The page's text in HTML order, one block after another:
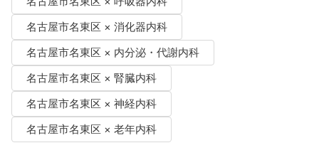
名古屋市名東区 × 消化器内科
名古屋市名東区 × 内分泌・代謝内科
名古屋市名東区 × 腎臓内科
名古屋市名東区 × 神経内科
名古屋市名東区 × 老年内科